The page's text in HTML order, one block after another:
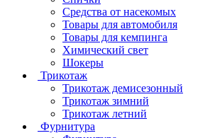
Средства от насекомых
Товары для автомобиля
Товары для кемпинга
Химический свет
Шокеры
Трикотаж
Трикотаж демисезонный
Трикотаж зимний
Трикотаж летний
Фурнитура